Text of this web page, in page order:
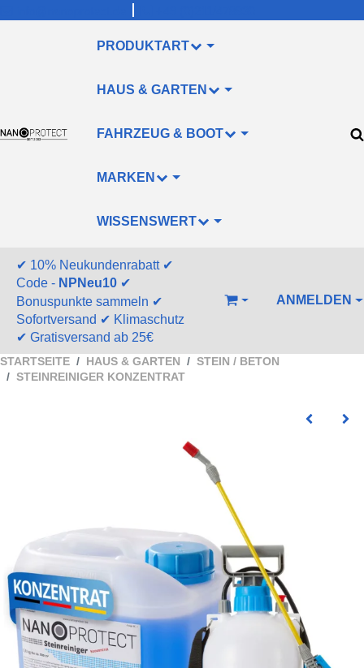
PRODUKTART
HAUS & GARTEN
FAHRZEUG & BOOT
MARKEN
WISSENSWERT
✔ 10% Neukundenrabatt✔
Code - NPNeu10 ✔
Bonuspunkte sammeln ✔
Sofortversand ✔ Klimaschutz
✔ Gratisversand ab 25€
WARENKORBANMELDEN
STARTSEITE HAUS & GARTEN
STEIN / BETON
STEINREINIGER KONZENTRAT